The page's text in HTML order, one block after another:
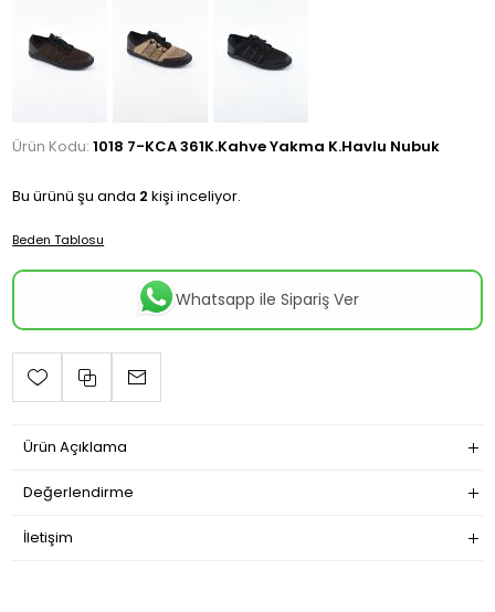
Ürün Kodu: 1018 7-KCA 361K.Kahve Yakma K.Havlu Nubuk
Bu ürünü şu anda 2 kişi inceliyor.
Beden Tablosu
Whatsapp ile Sipariş Ver
Ürün Açıklama
Değerlendirme
İletişim